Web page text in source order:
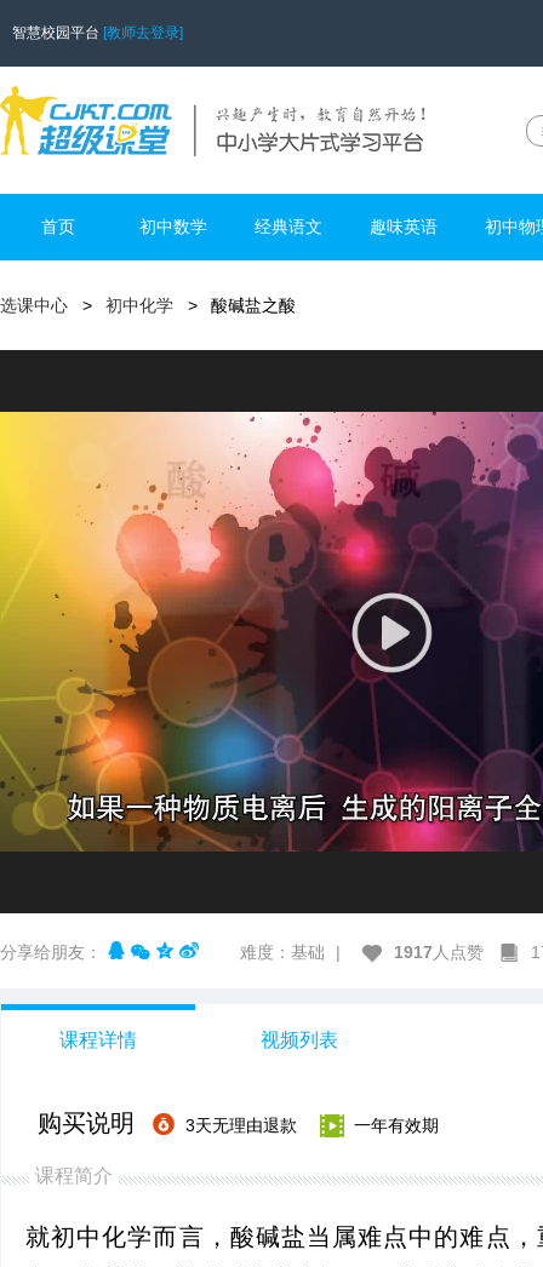
智慧校园平台 [教师去登录]
首页 初中数学 经典语文 趣味英语 初中物
选课中心 初中化学 酸碱盐之酸
分享给朋友： 难度：基础 | 1917 人点赞
课程详情 视频列表
购买说明 3天无理由退款 一年有效期
课程简介
就初中化学而言，酸碱盐当属难点中的难点